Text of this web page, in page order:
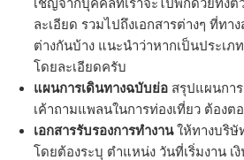
เชิญจากบุคคลที่เราจะไปพักด้วยทั้งตั
ละเอียด รวมไปถึงเอกสารต่างๆ ที่ท
ต่างกันบ้าง แนะนำว่าหากเป็นประเ
โดยละเอียดครับ
แผนการเดินทางฉบับย่อสรุปแผนการ
เค้าถามแพลนในการท่องเที่ยว ต้อง
เอกสารรับรองการทำงานให้ทางบริษั
โดยต้องระบุ ตำแหน่ง วันที่เริ่มงาน เ